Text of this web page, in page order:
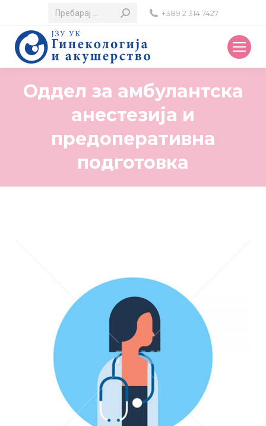
Search:
+389 2 314 7427
Оддел за амбулантска
анестезија и
предоперативна
подготовка